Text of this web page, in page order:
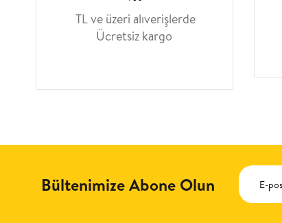
TL ve üzeri alıverişlerde
Ücretsiz kargo
Bültenimize Abone Olun